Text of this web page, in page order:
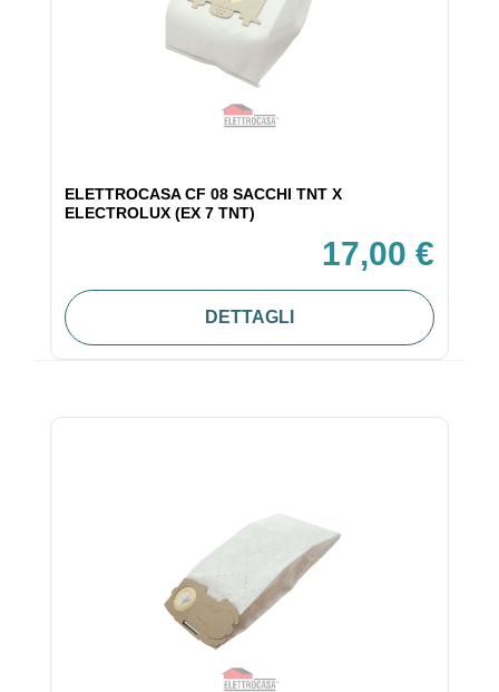
ELETTROCASA CF 08 SACCHI TNT X
ELECTROLUX (EX 7 TNT)
17,00 €
DETTAGLI